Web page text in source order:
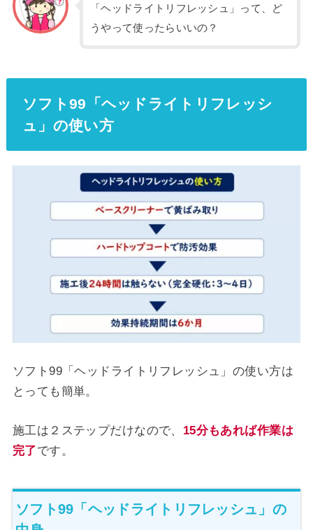
「ヘッドライトリフレッシュ」って、ど
うやって使ったらいいの？
ソフト99「ヘッドライトリフレッシ
ュ」の使い方
ソフト99「ヘッドライトリフレッシュ」の使い方は
とっても簡単。
施工は２ステップだけなので、 15分もあれば作業は
完了 です。
ソフト99「ヘッドライトリフレッシュ」の